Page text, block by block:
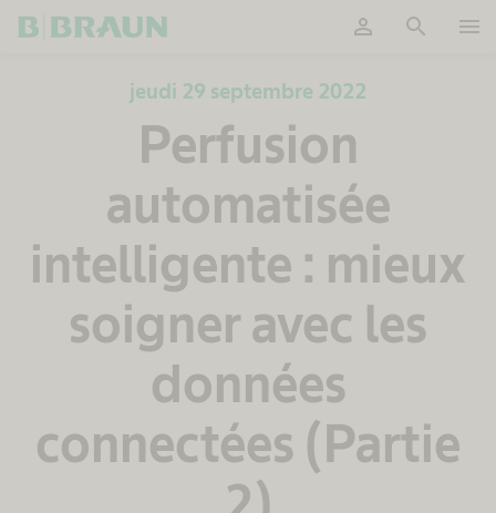
person search menu
jeudi 29 septembre 2022
Perfusion
automatisée
intelligente : mieux
soigner avec les
données
connectées (Partie